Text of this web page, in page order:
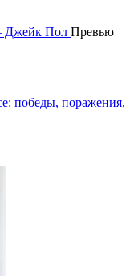
Джейк Пол Превью
победы, поражения,